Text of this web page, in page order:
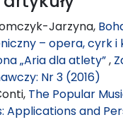
Jarzyna,
– opera, cyrk i
„Aria dla atlety”,
Nr 3 (2016)
The Popular
Applications and